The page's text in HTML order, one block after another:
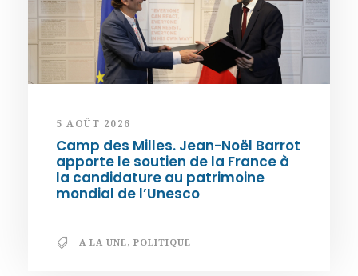
5 AOÛT 2026
Camp des Milles. Jean-Noël Barrot
apporte le soutien de la France à
la candidature au patrimoine
mondial de l’Unesco
A LA UNE, POLITIQUE